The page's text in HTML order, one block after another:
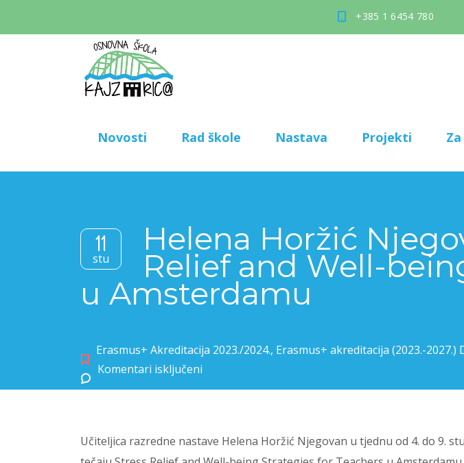
+385 1 6454 780
Novosti Rad škole Nastava Projekti
11
stu
Helena Horžić
Relief and Well-
u Amsterdamu
Erasmus+ Akreditacija 2023./2024., Erasmus+ akreditacija (2023.-2027.)
Komentari isključeni
Učiteljica razredne nastave Helena Horžić Njegovan u tjednu od 4. do 9.